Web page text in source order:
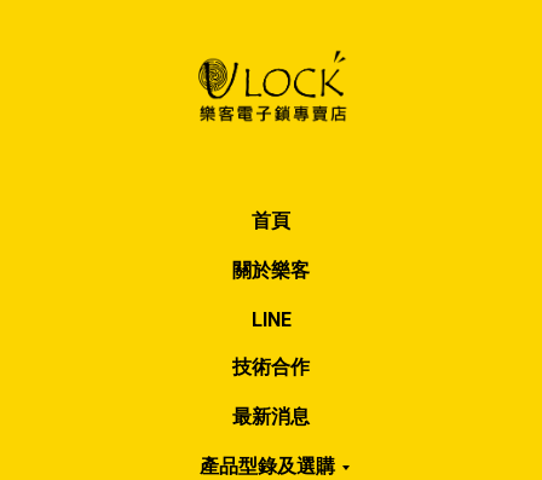
首頁
關於樂客
LINE
技術合作
最新消息
產品型錄及選購